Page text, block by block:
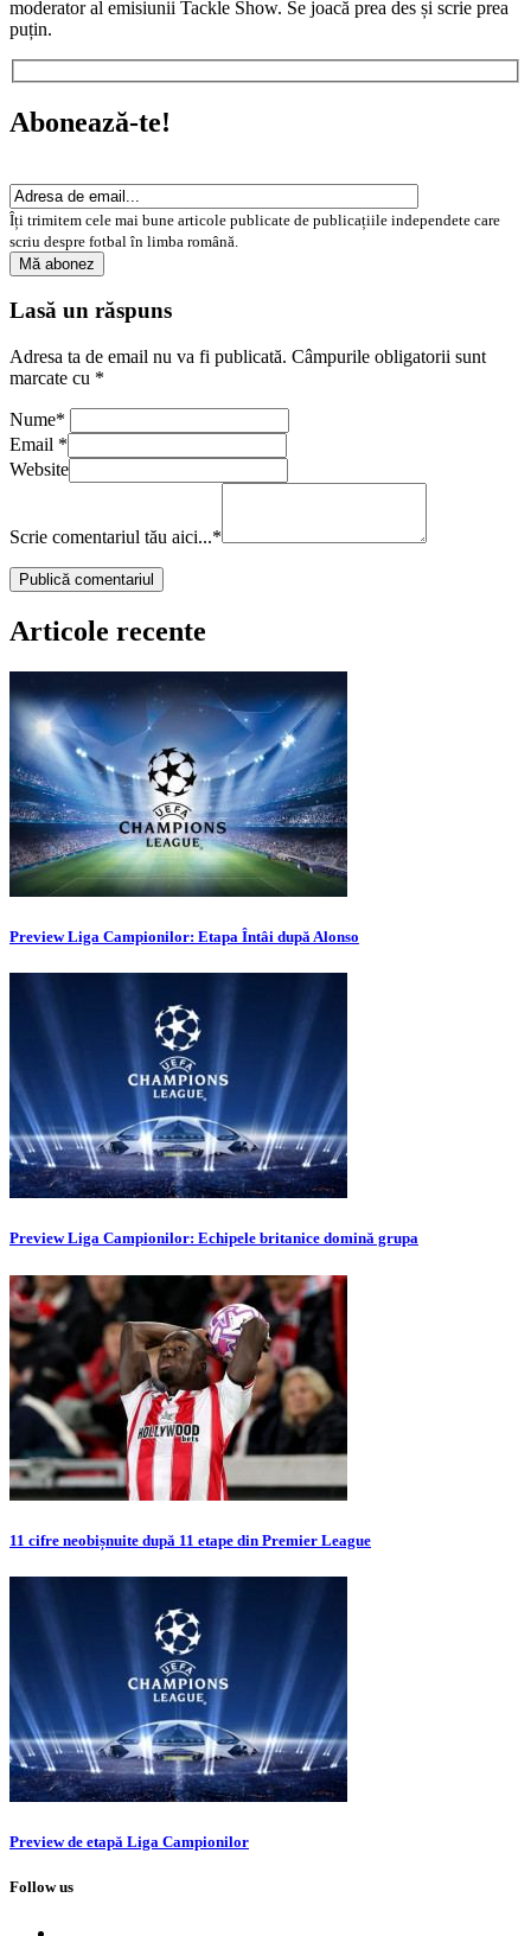
moderator al emisiunii Tackle Show. Se joacă prea des și scrie prea
puțin.
Abonează-te!
Îți trimitem cele mai bune articole publicate de publicațiile independete care
scriu despre fotbal în limba română.
Lasă un răspuns
Adresa ta de email nu va fi publicată. Câmpurile obligatorii sunt
marcate cu *
Nume*
Email *
Website
Scrie comentariul tău aici...*
Articole recente
Preview Liga Campionilor: Etapa Întâi după Alonso
Preview Liga Campionilor: Echipele britanice domină grupa
11 cifre neobișnuite după 11 etape din Premier League
Preview de etapă Liga Campionilor
Follow us